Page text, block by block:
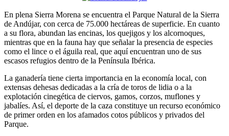
En plena Sierra Morena se encuentra el Parque Natural de la Sierra
de Andújar, con cerca de 75.000 hectáreas de superficie. En cuanto
a su flora, abundan las encinas, los quejigos y los alcornoques,
mientras que en la fauna hay que señalar la presencia de especies
como el lince o el águila real, que aquí encuentran uno de sus
escasos refugios dentro de la Península Ibérica.
La ganadería tiene cierta importancia en la economía local, con
extensas dehesas dedicadas a la cría de toros de lidia o a la
explotación cinegética de ciervos, gamos, corzos, muflones y
jabalíes. Así, el deporte de la caza constituye un recurso económico
de primer orden en los afamados cotos públicos y privados del
Parque.